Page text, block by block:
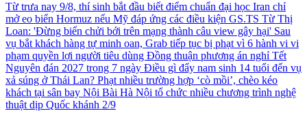
Từ trưa nay 9/8, thí sinh bắt đầu biết điểm chuẩn đại học Iran chỉ
mở eo biển Hormuz nếu Mỹ đáp ứng các điều kiện GS.TS Từ Thị
Loan: 'Đừng biến chửi bới trên mạng thành câu view gây hại' Sau
vụ bắt khách hàng tự minh oan, Grab tiếp tục bị phạt vì 6 hành vi vi
phạm quyền lợi người tiêu dùng Đồng thuận phương án nghỉ Tết
Nguyên đán 2027 trong 7 ngày Điều gì đẩy nam sinh 14 tuổi đến vụ
xả súng ở Thái Lan? Phạt nhiều trường hợp ‘cò mồi’, chèo kéo
khách tại sân bay Nội Bài Hà Nội tổ chức nhiều chương trình nghệ
thuật dịp Quốc khánh 2/9